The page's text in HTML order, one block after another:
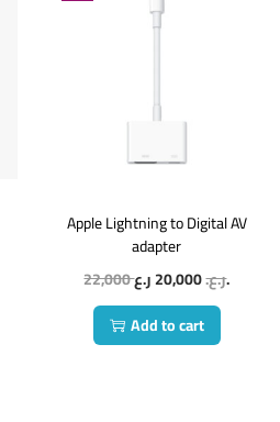
Apple Lightning to Digital AV
adapter
22,000
ر.ع.20,000
ر.ع.
Add to cart